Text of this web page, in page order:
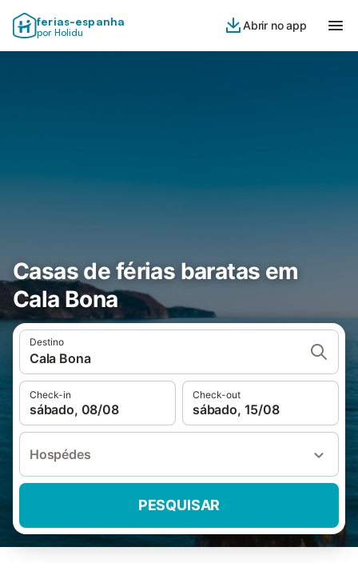
ferias-espanha
por Holidu
Abrir no app
Casas de férias baratas em
Cala Bona
Destino
Cala Bona
Check-in
sábado, 08/08
Check-out
sábado, 15/08
Hospédes
PESQUISAR